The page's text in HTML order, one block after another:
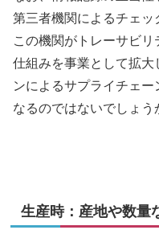
第三者機関によるチェッ
この機関がトレーサビ
仕組みを事業として拡
ンによるサプライチェ
なるのではないでしょう
生産時：産地や数量